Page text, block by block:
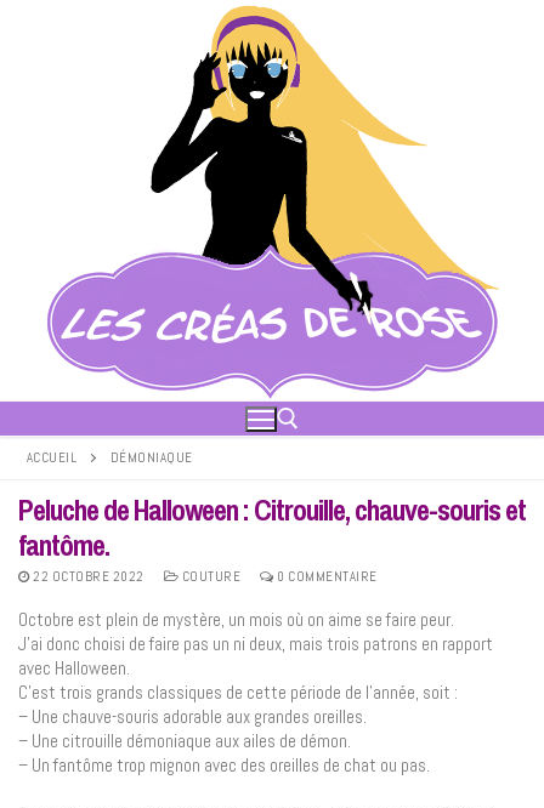
Rechercher :
ACCUEIL DÉMONIAQUE
Peluche de Halloween : Citrouille, chauve-souris et
fantôme.
22 OCTOBRE 2022 COUTURE 0 COMMENTAIRE
Octobre est plein de mystère, un mois où on aime se faire peur.
J’ai donc choisi de faire pas un ni deux, mais trois patrons en rapport
avec Halloween.
C’est trois grands classiques de cette période de l’année, soit :
– Une chauve-souris adorable aux grandes oreilles.
– Une citrouille démoniaque aux ailes de démon.
– Un fantôme trop mignon avec des oreilles de chat ou pas.